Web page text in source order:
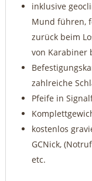
inklusive
Mund führen,
zurück beim
von Karabiner
zahlreiche
Pfeife in
kostenlos
GCNick,
etc.